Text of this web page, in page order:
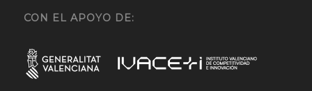
CON EL APOYO DE: